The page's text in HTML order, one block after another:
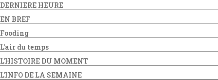
DERNIERE HEURE
EN BREF
Fooding
L'air du temps
L'HISTOIRE DU MOMENT
L'INFO DE LA SEMAINE